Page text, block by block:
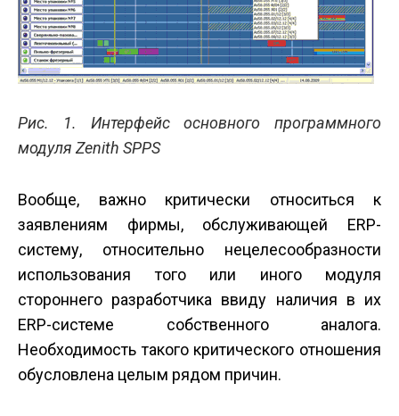
Рис. 1. Интерфейс основного программного
модуля Zenith SPPS
Вообще, важно критически относиться к
заявлениям фирмы, обслуживающей ERP-
систему, относительно нецелесообразности
использования того или иного модуля
стороннего разработчика ввиду наличия в их
ERP-системе собственного аналога.
Необходимость такого критического отношения
обусловлена целым рядом причин.